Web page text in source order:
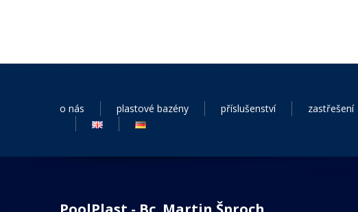
o nás plastové bazény příslušenství zastřešení